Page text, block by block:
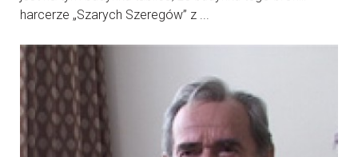
harcerze „Szarych Szeregów” z ...